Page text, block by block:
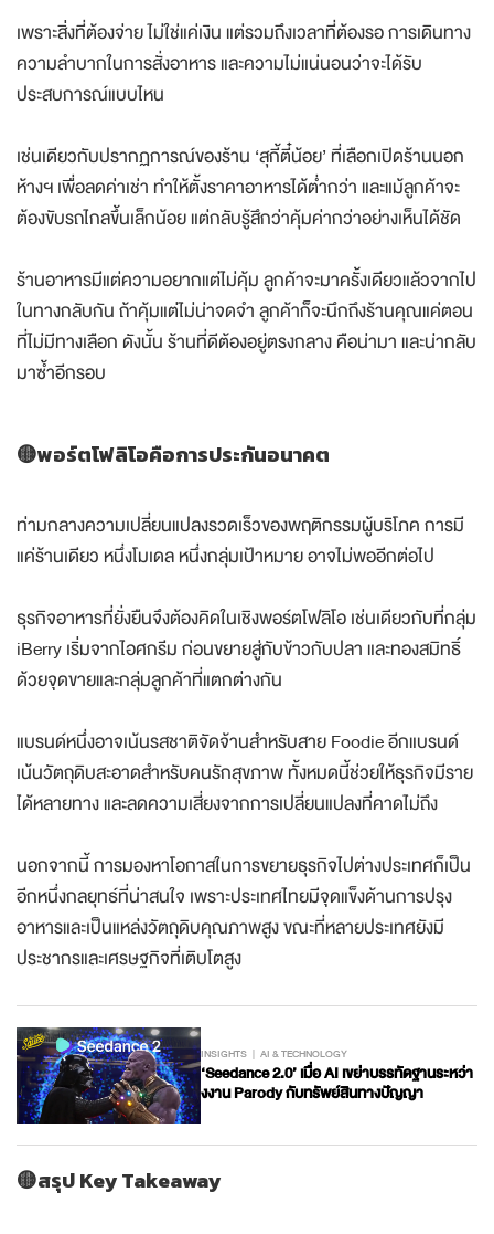
เพราะสิ่งที่ต้องจ่าย ไม่ใช่แค่เงิน แต่รวมถึงเวลาที่ต้องรอ การเดินทาง
ความลำบากในการสั่งอาหาร และความไม่แน่นอนว่าจะได้รับ
ประสบการณ์แบบไหน
เช่นเดียวกับปรากฏการณ์ของร้าน ‘สุกี้ตี๋น้อย’ ที่เลือกเปิดร้านนอก
ห้างฯ เพื่อลดค่าเช่า ทำให้ตั้งราคาอาหารได้ต่ำกว่า และแม้ลูกค้าจะ
ต้องขับรถไกลขึ้นเล็กน้อย แต่กลับรู้สึกว่าคุ้มค่ากว่าอย่างเห็นได้ชัด
ร้านอาหารมีแต่ความอยากแต่ไม่คุ้ม ลูกค้าจะมาครั้งเดียวแล้วจากไป
ในทางกลับกัน ถ้าคุ้มแต่ไม่น่าจดจำ ลูกค้าก็จะนึกถึงร้านคุณแค่ตอน
ที่ไม่มีทางเลือก ดังนั้น ร้านที่ดีต้องอยู่ตรงกลาง คือน่ามา และน่ากลับ
มาซ้ำอีกรอบ
🟡พอร์ตโฟลิโอคือการประกันอนาคต
ท่ามกลางความเปลี่ยนแปลงรวดเร็วของพฤติกรรมผู้บริโภค การมี
แค่ร้านเดียว หนึ่งโมเดล หนึ่งกลุ่มเป้าหมาย อาจไม่พออีกต่อไป
ธุรกิจอาหารที่ยั่งยืนจึงต้องคิดในเชิงพอร์ตโฟลิโอ เช่นเดียวกับที่กลุ่ม
iBerry เริ่มจากไอศกรีม ก่อนขยายสู่กับข้าวกับปลา และทองสมิทธิ์
ด้วยจุดขายและกลุ่มลูกค้าที่แตกต่างกัน
แบรนด์หนึ่งอาจเน้นรสชาติจัดจ้านสำหรับสาย Foodie อีกแบรนด์
เน้นวัตถุดิบสะอาดสำหรับคนรักสุขภาพ ทั้งหมดนี้ช่วยให้ธุรกิจมีราย
ได้หลายทาง และลดความเสี่ยงจากการเปลี่ยนแปลงที่คาดไม่ถึง
นอกจากนี้ การมองหาโอกาสในการขยายธุรกิจไปต่างประเทศก็เป็น
อีกหนึ่งกลยุทธ์ที่น่าสนใจ เพราะประเทศไทยมีจุดแข็งด้านการปรุง
อาหารและเป็นแหล่งวัตถุดิบคุณภาพสูง ขณะที่หลายประเทศยังมี
ประชากรและเศรษฐกิจที่เติบโตสูง
INSIGHTS AI & TECHNOLOGY
‘Seedance 2.0’ เมื่อ AI เขย่าบรรทัดฐานระหว่า
งงาน Parody กับทรัพย์สินทางปัญญา
🟡สรุป Key Takeaway